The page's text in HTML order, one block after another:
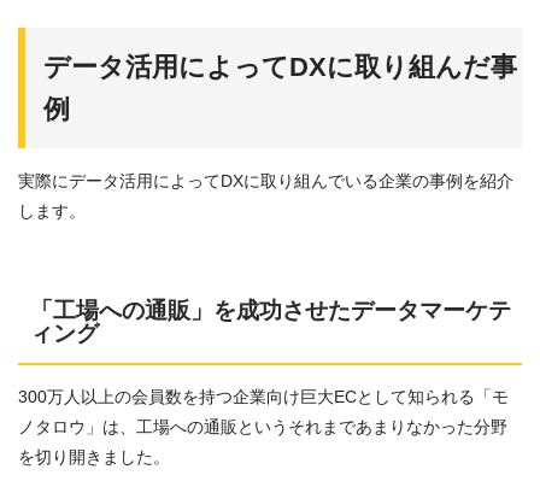
データ活用によってDXに取り組んだ事
例
実際にデータ活用によってDXに取り組んでいる企業の事例を紹介
します。
「工場への通販」を成功させたデータマーケテ
ィング
300万人以上の会員数を持つ企業向け巨大ECとして知られる「モ
ノタロウ」は、工場への通販というそれまであまりなかった分野
を切り開きました。